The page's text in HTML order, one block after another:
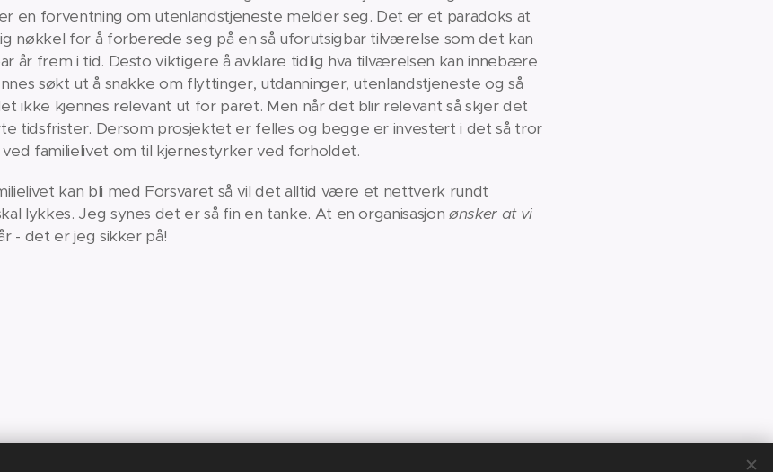
en forventning om utenlandstjeneste melder seg. Det er et paradoks at
nøkkel for å forberede seg på en så uforutsigbar tilværelse som det kan
år frem i tid. Desto viktigere å avklare tidlig hva tilværelsen kan innebære
søkt ut å snakke om flyttinger, utdanninger, utenlandstjeneste og så
ikke kjennes relevant ut for paret. Men når det blir relevant så skjer det
tidsfrister. Dersom prosjektet er felles og begge er investert i det så tror
familielivet om til kjernestyrker ved forholdet.
kan bli med Forsvaret så vil det alltid være et nettverk rundt
lykkes. Jeg synes det er så fin en tanke. At en organisasjonønsker at vi
- det er jeg sikker på!